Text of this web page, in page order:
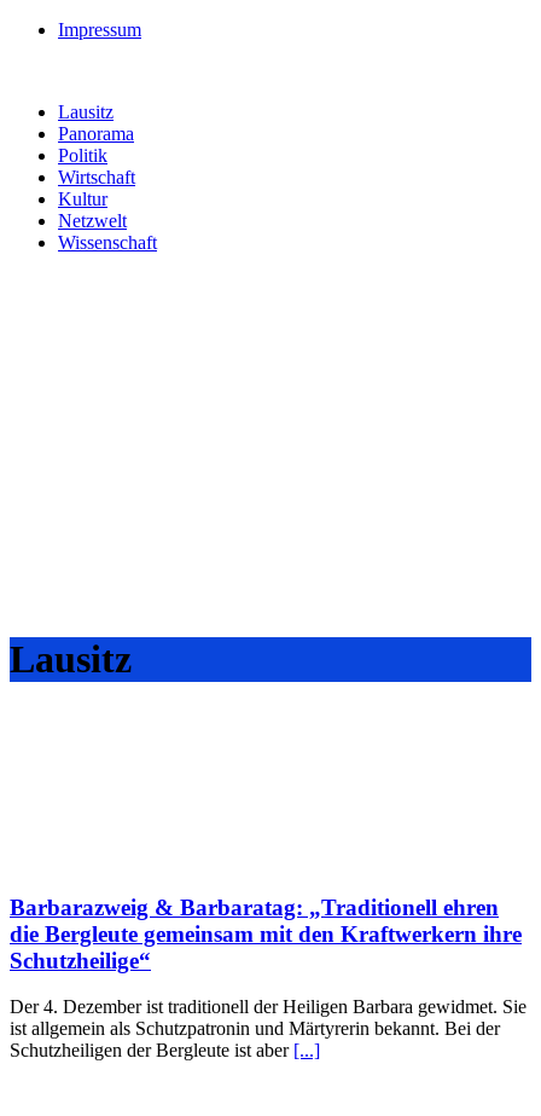
Impressum
Lausitz
Panorama
Politik
Wirtschaft
Kultur
Netzwelt
Wissenschaft
Lausitz
Barbarazweig & Barbaratag: „Traditionell ehren
die Bergleute gemeinsam mit den Kraftwerkern ihre
Schutzheilige“
Der 4. Dezember ist traditionell der Heiligen Barbara gewidmet. Sie
ist allgemein als Schutzpatronin und Märtyrerin bekannt. Bei der
Schutzheiligen der Bergleute ist aber [...]